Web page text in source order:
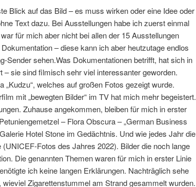
Blick auf das Bild – es muss wirken oder eine Idee oder
Text dazu. Bei Ausstellungen habe ich zuerst einmal
für mich aber nicht bei allen der 15 Ausstellungen
– diese kann ich aber heutzutage endlos
Sender sehen.Was Dokumentationen betrifft, hat sich in
– sie sind filmisch sehr viel interessanter geworden.
„Kudzu“, welches auf großen Fotos gezeigt wurde.
mit „bewegten Bilder“ im TV hat mich mehr begeistert.
Zuhause angekommen, bleiben für mich in erster
– Flora Obscura – „German Business
Hotel Stone im Gedächtnis. Und wie jedes Jahr die
Fotos des Jahres 2022). Bilder die noch lange
Die genannten Themen waren für mich in erster Linie
ich keine langen Erklärungen. Nachträglich sehe
Zigarettenstummel am Strand gesammelt wurden.